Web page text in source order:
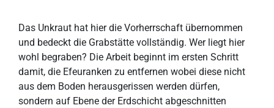
Das Unkraut hat hier die Vorherrschaft übernommen
und bedeckt die Grabstätte vollständig. Wer liegt hier
wohl begraben? Die Arbeit beginnt im ersten Schritt
damit, die Efeuranken zu entfernen wobei diese nicht
aus dem Boden herausgerissen werden dürfen,
sondern auf Ebene der Erdschicht abgeschnitten